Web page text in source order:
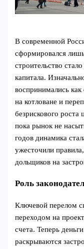
В современной
сформировался
строительство
капитала.
воспринимались
на котловане и
безрискового роста
пока рынок не
годов динамика
ужесточили
дольщиков на
Роль
Ключевой перелом
переходом на
счета. Теперь
раскрываются